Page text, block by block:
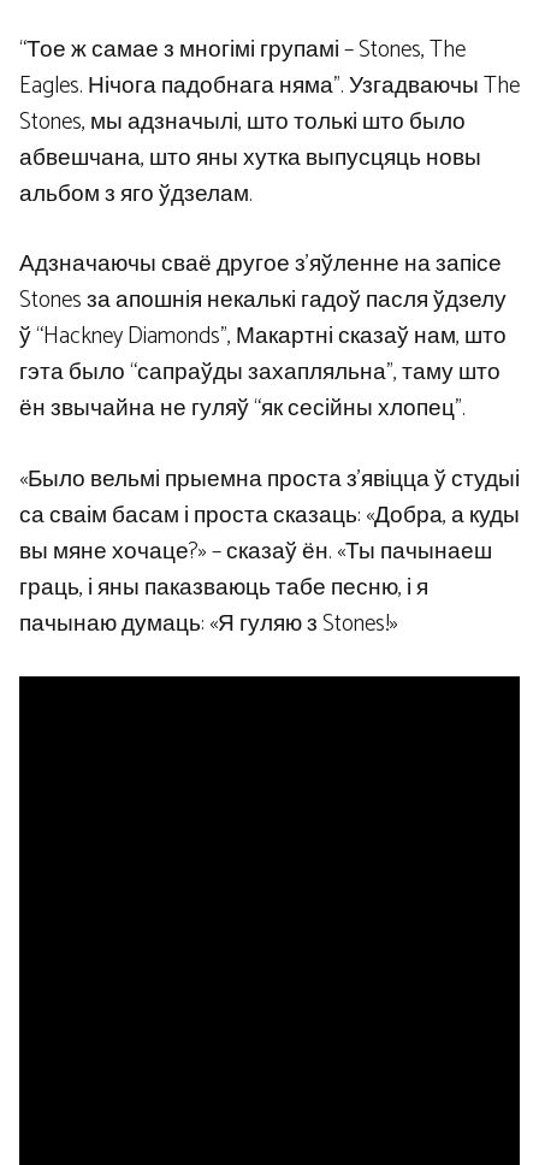
“Тое ж самае з многімі групамі – Stones, The
Eagles. Нічога падобнага няма”. Узгадваючы The
Stones, мы адзначылі, што толькі што было
абвешчана, што яны хутка выпусцяць новы
альбом з яго ўдзелам.
Адзначаючы сваё другое з’яўленне на запісе
Stones за апошнія некалькі гадоў пасля ўдзелу
ў “Hackney Diamonds”, Макартні сказаў нам, што
гэта было “сапраўды захапляльна”, таму што
ён звычайна не гуляў “як сесійны хлопец”.
«Было вельмі прыемна проста з’явіцца ў студыі
са сваім басам і проста сказаць: «Добра, а куды
вы мяне хочаце?» – сказаў ён. «Ты пачынаеш
граць, і яны паказваюць табе песню, і я
пачынаю думаць: «Я гуляю з Stones!»